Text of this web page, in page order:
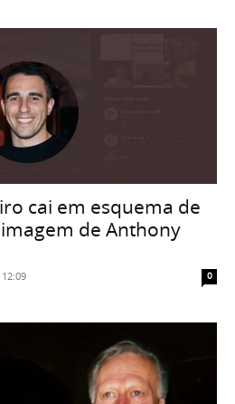
cai em esquema de
de Anthony
0